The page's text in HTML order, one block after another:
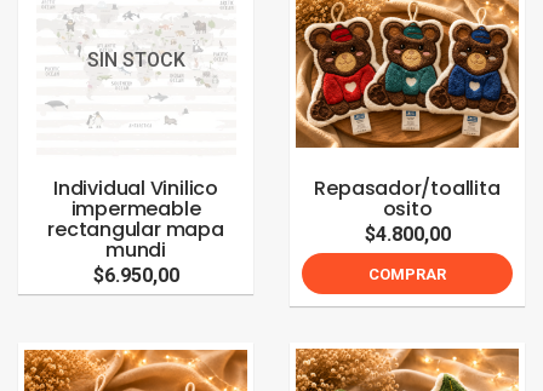
SIN STOCK
Individual Vinilico
impermeable
rectangular mapa
mundi
$6.950,00
Repasador/toallita
osito
$4.800,00
COMPRAR